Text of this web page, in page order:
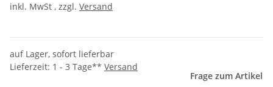
inkl. MwSt , zzgl. Versand
auf Lager, sofort lieferbar
Lieferzeit: 1 - 3 Tage** Versand
Frage zum Artikel